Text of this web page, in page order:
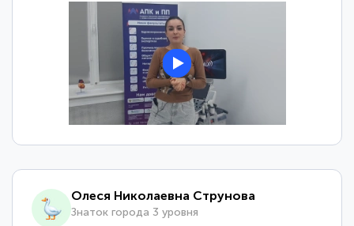
Олеся Николаевна Струнова
Знаток города 3 уровня